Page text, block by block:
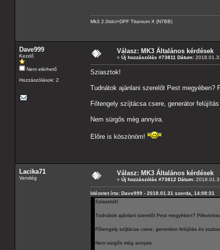
Mk3 2.0tdci+DPF Titanium X (N7BB)
Dave999
Kezdő
Nem elérhető
Hozzászólások: 2
Válasz: MK3 Általános kérdések
« Új hozzászólás #73811 Dátum:
Sziasztok!
Tudnátok ajánlani szerelőt Pest megyèben?
Főtengely szíjtácsa csere, generátor
Nem sürgős mèg annyira.
Előre is köszönöm!
Lacika71
Vendég
Válasz: MK3 Általános kérdések
« Új hozzászólás #73812 Dátum:
Idézetet írta: Dave999 - 2018.01.31 szerda, 14:08:31
Sziasztok!
Tudnátok ajánlani szerelőt Pest megyèben?
Főtengely szíjtácsa csere, generátor felújítás ès
Nem sürgős mèg annyira.